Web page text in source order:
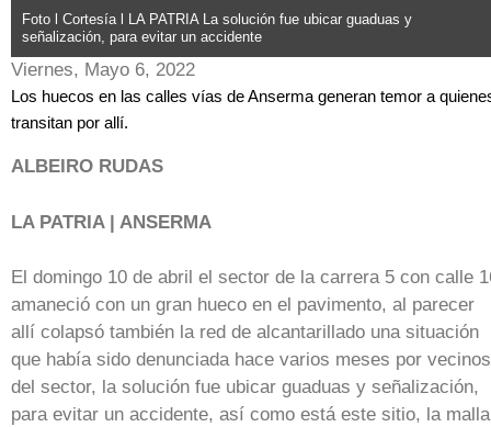
Foto l Cortesía l LA PATRIA La solución fue ubicar guaduas y
señalización, para evitar un accidente
Viernes, Mayo 6, 2022
Los huecos en las calles vías de Anserma generan temor a
transitan por allí.
ALBEIRO RUDAS
LA PATRIA | ANSERMA
El domingo 10 de abril el sector de la carrera 5 con calle
amaneció con un gran hueco en el pavimento, al parecer
allí colapsó también la red de alcantarillado una situación
que había sido denunciada hace varios meses por vecinos
del sector, la solución fue ubicar guaduas y señalización,
para evitar un accidente, así como está este sitio, la malla